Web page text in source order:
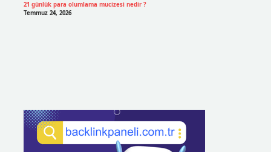
21 günlük para olumlama mucizesi nedir ?
Temmuz 24, 2026